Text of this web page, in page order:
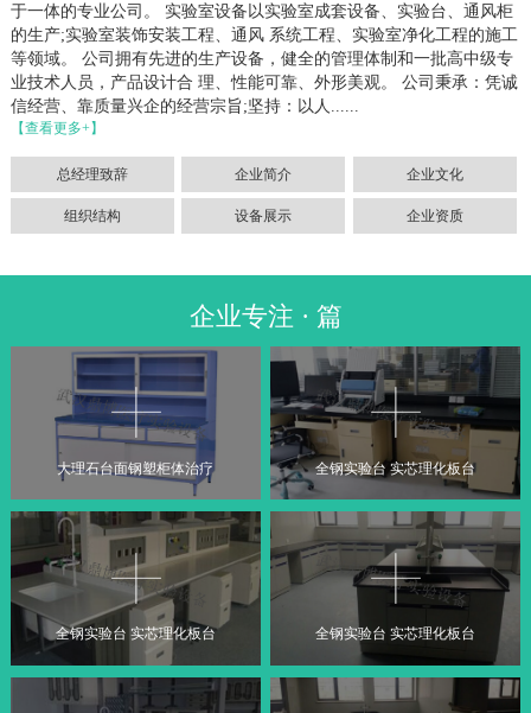
于一体的专业公司。 实验室设备以实验室成套设备、实验台、通风柜
的生产;实验室装饰安装工程、通风 系统工程、实验室净化工程的施工
等领域。 公司拥有先进的生产设备，健全的管理体制和一批高中级专
业技术人员，产品设计合 理、性能可靠、外形美观。 公司秉承：凭诚
信经营、靠质量兴企的经营宗旨;坚持：以人......
【查看更多+】
总经理致辞 企业简介 企业文化
组织结构 设备展示 企业资质
企业专注 · 篇
大理石台面钢塑柜体治疗 全钢实验台 实芯理化板台
全钢实验台 实芯理化板台 全钢实验台 实芯理化板台